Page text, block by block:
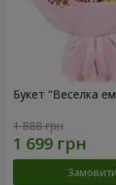
Букет "Веселка
1 888 грн
Замовити